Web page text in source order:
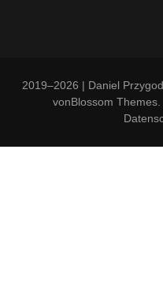
2019–2026 | Daniel
vonBlossom Themes.